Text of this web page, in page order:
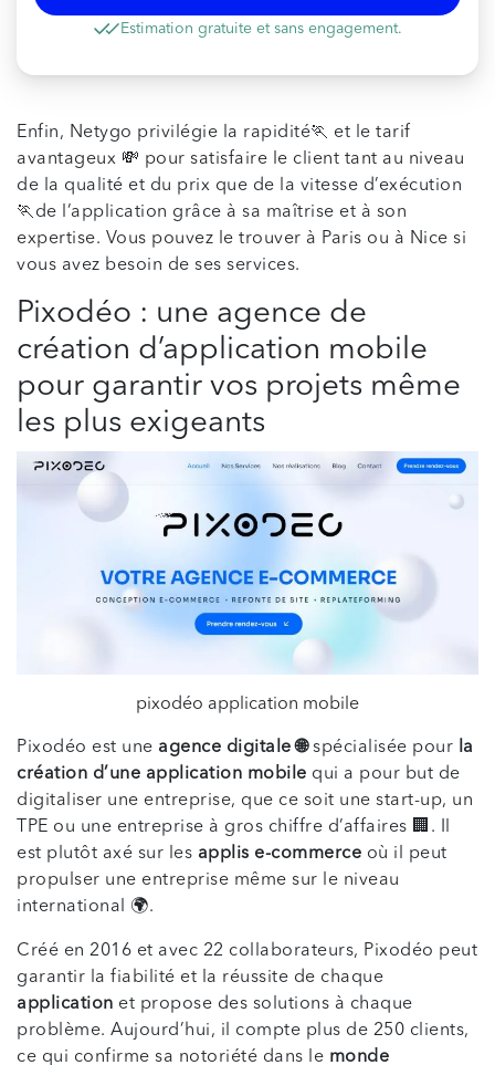
Estimation gratuite et sans engagement.
Enfin, Netygo privilégie la rapidité🏃 et le tarif
avantageux 💸 pour satisfaire le client tant au niveau
de la qualité et du prix que de la vitesse d’exécution
🏃de l’application grâce à sa maîtrise et à son
expertise. Vous pouvez le trouver à Paris ou à Nice si
vous avez besoin de ses services.
Pixodéo : une agence de
création d’application mobile
pour garantir vos projets même
les plus exigeants
pixodéo application mobile
Pixodéo est une agence digitale 🌐spécialisée pour
la
création d’une application mobile qui a pour but de
digitaliser une entreprise, que ce soit une start-up, un
TPE ou une entreprise à gros chiffre d’affaires 🏢. Il
est plutôt axé sur les applis e-commerce où il peut
propulser une entreprise même sur le niveau
international 🌍.
Créé en 2016 et avec 22 collaborateurs, Pixodéo peut
garantir la fiabilité et la réussite de chaque
application et propose des solutions à chaque
problème. Aujourd’hui, il compte plus de 250 clients,
ce qui confirme sa notoriété dans le monde